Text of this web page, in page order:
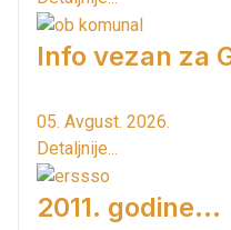
Info vezan za
05. Avgust. 2026.
Detaljnije...
2011. godine...